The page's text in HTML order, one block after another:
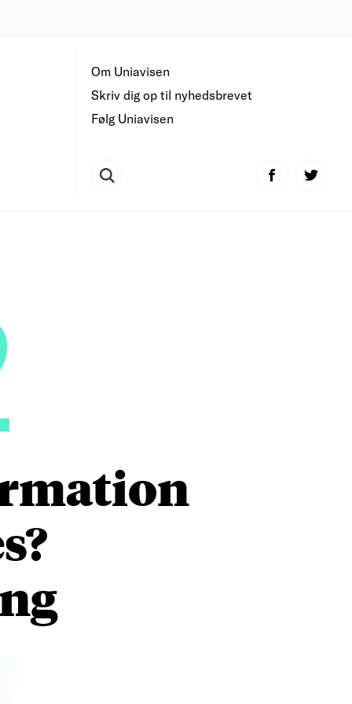
Om Uniavisen
Skriv dig op til nyhedsbrevet
Følg Uniavisen